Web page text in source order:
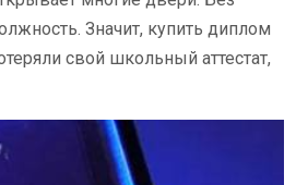
Значит, купить диплом
свой школьный аттестат,